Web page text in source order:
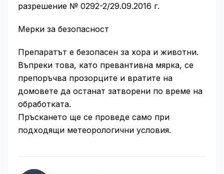
разрешение № 0292-2/29.09.2016 г.
Мерки за безопасност
Препаратът е безопасен за хора и животни.
Въпреки това, като превантивна мярка, се
препоръчва прозорците и вратите на
домовете да останат затворени по време на
обработката.
Пръскането ще се проведе само при
подходящи метеорологични условия.